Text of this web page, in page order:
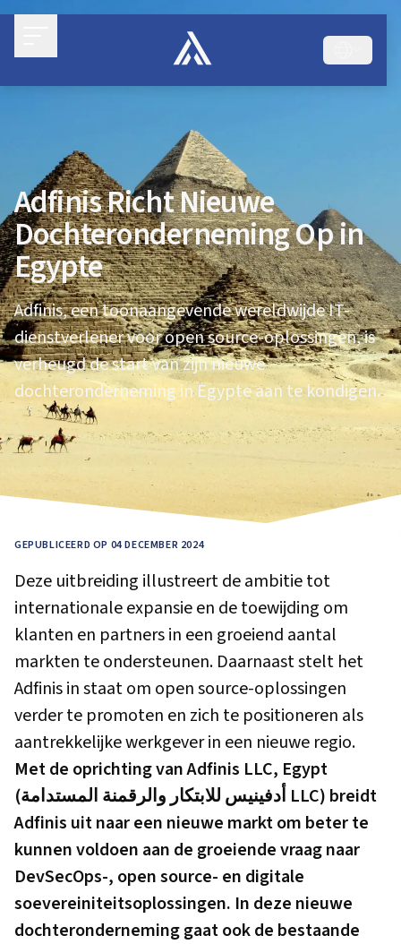
Adfinis Richt Nieuwe
Dochteronderneming Op in
Egypte
Adfinis, een toonaangevende wereldwijde IT-
dienstverlener voor open source-oplossingen, is
verheugd de start van zijn nieuwe
dochteronderneming in Egypte aan te kondigen.
GEPUBLICEERD OP 04 DECEMBER 2024
Deze uitbreiding illustreert de ambitie tot
internationale expansie en de toewijding om
klanten en partners in een groeiend aantal
markten te ondersteunen. Daarnaast stelt het
Adfinis in staat om open source-oplossingen
verder te promoten en zich te positioneren als
aantrekkelijke werkgever in een nieuwe regio.
Met de oprichting van Adfinis LLC, Egypt
(أدفينيس للابتكار والرقمنة المستدامة LLC) breidt
Adfinis uit naar een nieuwe markt om beter te
kunnen voldoen aan de groeiende vraag naar
DevSecOps-, open source- en digitale
soevereiniteitsoplossingen. In deze nieuwe
dochteronderneming gaat ook de bestaande